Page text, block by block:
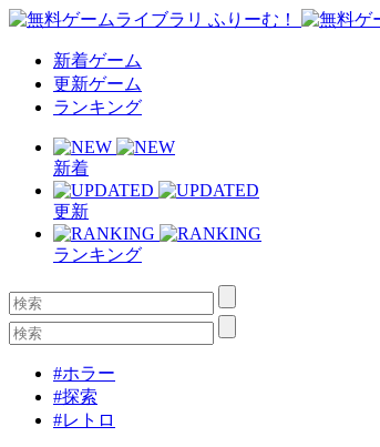
新着ゲーム
更新ゲーム
ランキング
新着
更新
ランキング
#ホラー
#探索
#レトロ